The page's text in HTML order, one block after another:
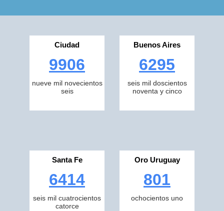
Ciudad
9906
nueve mil novecientos
seis
Buenos Aires
6295
seis mil doscientos
noventa y cinco
Santa Fe
6414
seis mil cuatrocientos
catorce
Oro Uruguay
801
ochocientos uno